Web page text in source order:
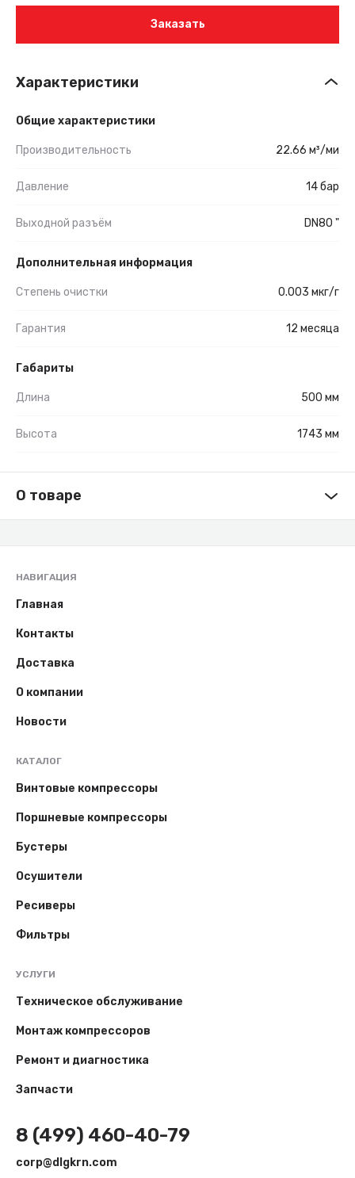
Заказать
Характеристики
Общие характеристики
Производительность 22.66 м³/ми
Давление 14 бар
Выходной разъём DN80 "
Дополнительная информация
Степень очистки 0.003 мкг/г
Гарантия 12 месяца
Габариты
Длина 500 мм
Высота 1743 мм
О товаре
НАВИГАЦИЯ
Главная
Контакты
Доставка
О компании
Новости
КАТАЛОГ
Винтовые компрессоры
Поршневые компрессоры
Бустеры
Осушители
Ресиверы
Фильтры
УСЛУГИ
Техническое обслуживание
Монтаж компрессоров
Ремонт и диагностика
Запчасти
8 (499) 460-40-79
corp@dlgkrn.com